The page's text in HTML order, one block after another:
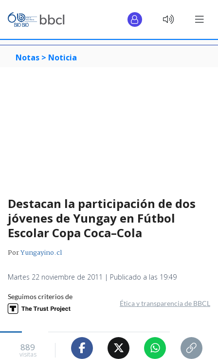
Notas > Noticia
Destacan la participación de dos
jóvenes de Yungay en Fútbol
Escolar Copa Coca–Cola
PorYungayino.cl
Martes 22 noviembre de 2011 | Publicado a las 19:49
Seguimos criterios de
Ética y transparencia de BBCL
889
visitas